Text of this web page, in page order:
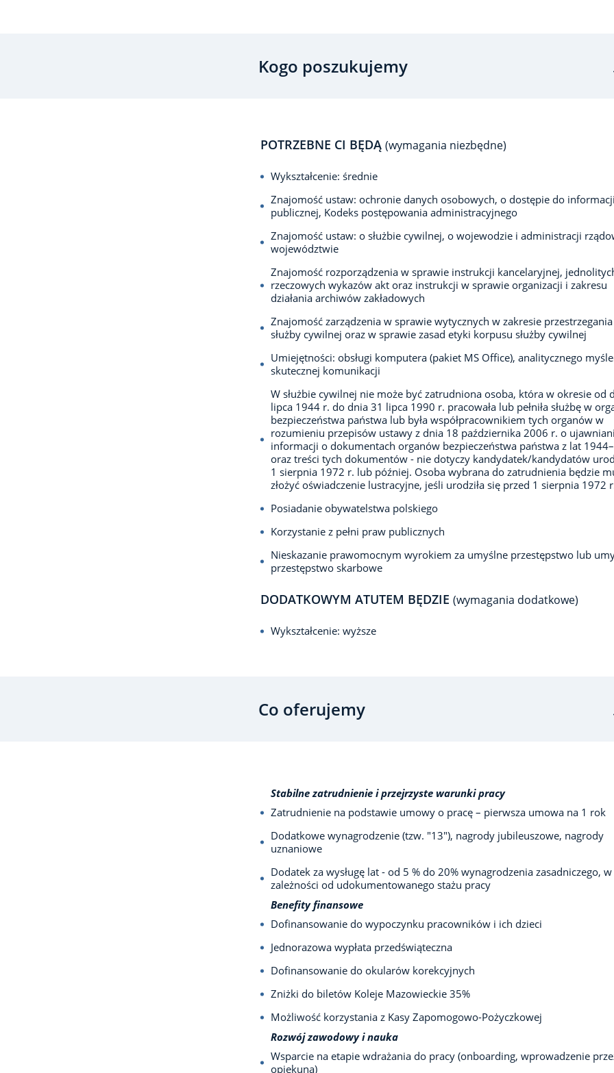
Kogo poszukujemy
POTRZEBNE CI BĘDĄ (wymagania niezbędne)
Wykształcenie: średnie
Znajomość ustaw: ochronie danych osobowych, o dostępie do informacji
publicznej, Kodeks postępowania administracyjnego
Znajomość ustaw: o służbie cywilnej, o wojewodzie i administracji
województwie
Znajomość rozporządzenia w sprawie instrukcji kancelaryjnej,
rzeczowych wykazów akt oraz instrukcji w sprawie organizacji i zakresu
działania archiwów zakładowych
Znajomość zarządzenia w sprawie wytycznych w zakresie przestrzegania
służby cywilnej oraz w sprawie zasad etyki korpusu służby cywilnej
Umiejętności: obsługi komputera (pakiet MS Office), analitycznego
skutecznej komunikacji
W służbie cywilnej nie może być zatrudniona osoba, która w okresie od
lipca 1944 r. do dnia 31 lipca 1990 r. pracowała lub pełniła służbę w
bezpieczeństwa państwa lub była współpracownikiem tych organów w
rozumieniu przepisów ustawy z dnia 18 października 2006 r. o
informacji o dokumentach organów bezpieczeństwa państwa z lat
oraz treści tych dokumentów - nie dotyczy kandydatek/kandydatów
1 sierpnia 1972 r. lub później. Osoba wybrana do zatrudnienia będzie
złożyć oświadczenie lustracyjne, jeśli urodziła się przed 1 sierpnia 1972
Posiadanie obywatelstwa polskiego
Korzystanie z pełni praw publicznych
Nieskazanie prawomocnym wyrokiem za umyślne przestępstwo lub
przestępstwo skarbowe
DODATKOWYM ATUTEM BĘDZIE (wymagania dodatkowe)
Wykształcenie: wyższe
Co oferujemy
Stabilne zatrudnienie i przejrzyste warunki pracy
Zatrudnienie na podstawie umowy o pracę – pierwsza umowa na 1 rok
Dodatkowe wynagrodzenie (tzw. "13"), nagrody jubileuszowe, nagrody
uznaniowe
Dodatek za wysługę lat - od 5 % do 20% wynagrodzenia zasadniczego, w
zależności od udokumentowanego stażu pracy
Benefity finansowe
Dofinansowanie do wypoczynku pracowników i ich dzieci
Jednorazowa wypłata przedświąteczna
Dofinansowanie do okularów korekcyjnych
Zniżki do biletów Koleje Mazowieckie 35%
Możliwość korzystania z Kasy Zapomogowo-Pożyczkowej
Rozwój zawodowy i nauka
Wsparcie na etapie wdrażania do pracy (onboarding, wprowadzenie
opiekuna)